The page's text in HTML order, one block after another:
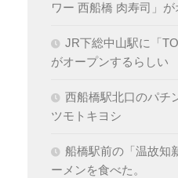
ワー 西船橋 肉寿司」
JR下総中山駅に「
がオープンするらしい
西船橋駅北口のパチ
ツモトキヨシ
船橋駅前の「温故知
ーメンを食べた。